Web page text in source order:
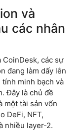
và
các nhân
các sự
đang làm dấy lên
minh bạch và
Đây là chủ đề
một tài sản vốn
DeFi, NFT,
nhiều layer-2.